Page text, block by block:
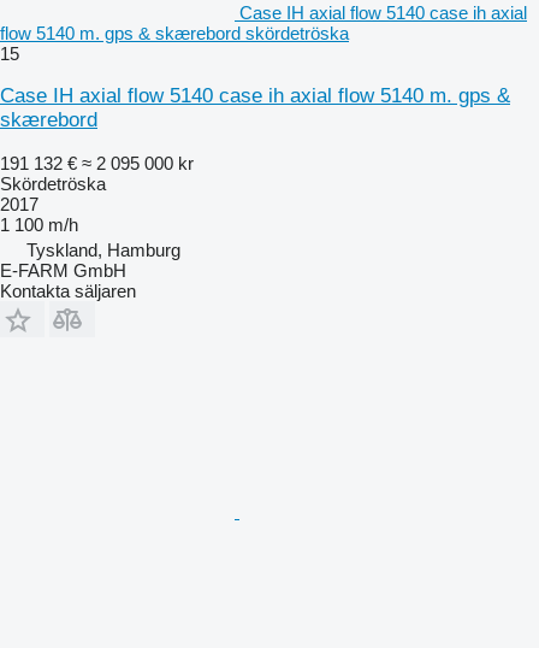
Case IH axial flow 5140 case ih axial
flow 5140 m. gps & skærebord skördetröska
15
Case IH axial flow 5140 case ih axial flow 5140 m. gps &
skærebord
191 132 € ≈ 2 095 000 kr
Skördetröska
2017
1 100 m/h
Tyskland, Hamburg
E-FARM GmbH
Kontakta säljaren